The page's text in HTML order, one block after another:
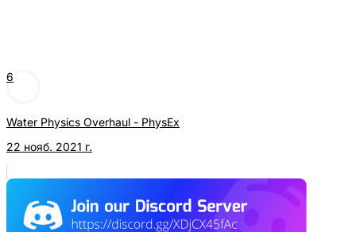
6
Water Physics Overhaul - PhysEx
22 нояб. 2021 г.